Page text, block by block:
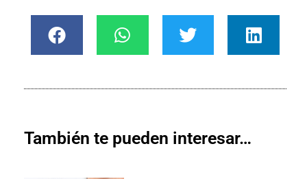
También te pueden interesar…